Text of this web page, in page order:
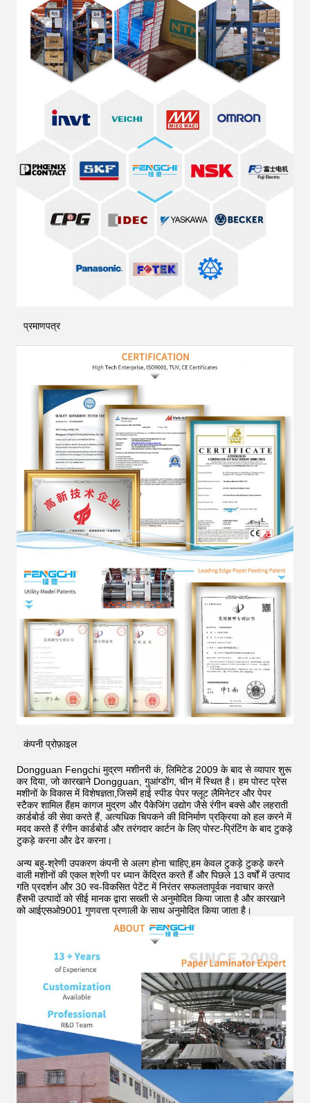
प्रमाणपत्र
कंपनी प्रोफ़ाइल
Dongguan Fengchi मुद्रण मशीनरी कं, लिमिटेड 2009 के बाद से व्यापार शुरू
कर दिया, जो कारखाने Dongguan, गुआंग्डोंग, चीन में स्थित है। हम पोस्ट प्रेस
मशीनों के विकास में विशेषज्ञता,जिसमें हाई स्पीड पेपर फ्लूट लैमिनेटर और पेपर
स्टैकर शामिल हैंहम कागज मुद्रण और पैकेजिंग उद्योग जैसे रंगीन बक्से और लहराती
कार्डबोर्ड की सेवा करते हैं, अत्यधिक चिपकने की विनिर्माण प्रक्रिया को हल करने में
मदद करते हैं रंगीन कार्डबोर्ड और तरंगदार कार्टन के लिए पोस्ट-प्रिंटिंग के बाद टुकड़े
टुकड़े करना और ढेर करना।
अन्य बहु-श्रेणी उपकरण कंपनी से अलग होना चाहिए,हम केवल टुकड़े टुकड़े करने
वाली मशीनों की एकल श्रेणी पर ध्यान केंद्रित करते हैं और पिछले 13 वर्षों में उत्पाद
गति प्रदर्शन और 30 स्व-विकसित पेटेंट में निरंतर सफलतापूर्वक नवाचार करते
हैंसभी उत्पादों को सीई मानक द्वारा सख्ती से अनुमोदित किया जाता है और कारखाने
को आईएसओ9001 गुणवत्ता प्रणाली के साथ अनुमोदित किया जाता है।